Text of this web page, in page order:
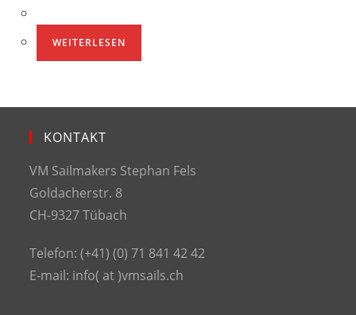
WEITERLESEN
KONTAKT
VM Sailmakers Stephan Fels
Goldacherstr. 8
CH-9327 Tübach
Telefon: (+41) (0) 71 841 42 42
E-mail: info( at )vmsails.ch